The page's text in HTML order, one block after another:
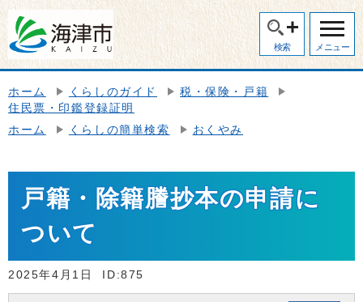
検索 メニュー
ホーム くらしのガイド
税・保険・戸籍
住民票・印鑑登録証明
ホーム
くらしの簡単検索 おくやみ
戸籍・除籍謄抄本の申請に
ついて
2025年4月1日 ID:875